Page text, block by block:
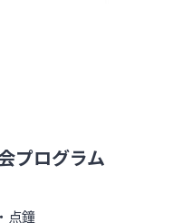
プログラム
点鐘